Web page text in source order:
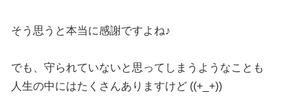
そう思うと本当に感謝ですよね♪
でも、守られていないと思ってしまうようなことも
人生の中にはたくさんありますけど ((+_+))